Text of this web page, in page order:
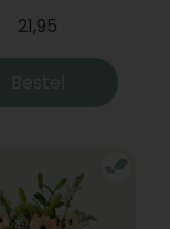
21,95
Bestel